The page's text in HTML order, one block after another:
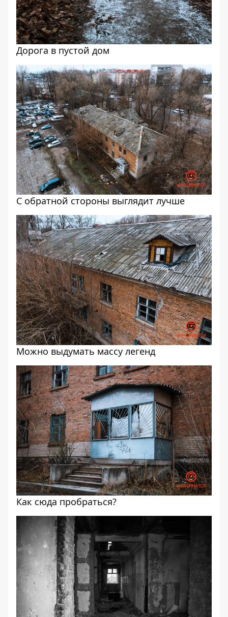
Дорога в пустой дом
С обратной стороны выглядит лучше
Можно выдумать массу легенд
Как сюда пробраться?